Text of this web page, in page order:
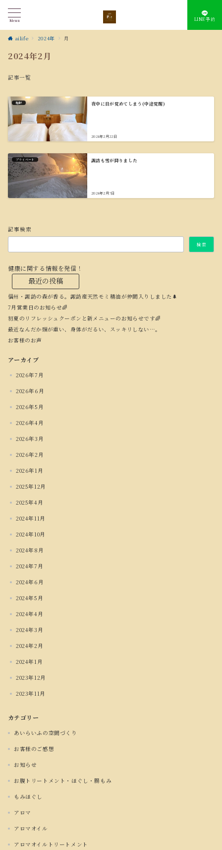
Menu LINE予約
ailife 2024年 月
2024年2月
記事一覧
睡眠 夜中に目が覚めてしまう(中途覚醒)
2024年2月22日
プライベート 諏訪も雪が降りました
2024年2月7日
記事検索
検索
健康に関する情報を発信！
最近の投稿
信州・諏訪の森が香る。諏訪産天然モミ精油が仲間入りしました🌲
7月営業日のお知らせ🌈
初夏のリフレッシュクーポンと新メニューのお知らせです🌈
最近なんだか頭が重い、身体がだるい、スッキリしない…。
お客様のお声
アーカイブ
2026年7月
2026年6月
2026年5月
2026年4月
2026年3月
2026年2月
2026年1月
2025年12月
2025年4月
2024年11月
2024年10月
2024年8月
2024年7月
2024年6月
2024年5月
2024年4月
2024年3月
2024年2月
2024年1月
2023年12月
2023年11月
カテゴリー
あいらいふの空間づくり
お客様のご感想
お知らせ
お腹トリートメント・ほぐし・腸もみ
もみほぐし
アロマ
アロマオイル
アロマオイルトリートメント